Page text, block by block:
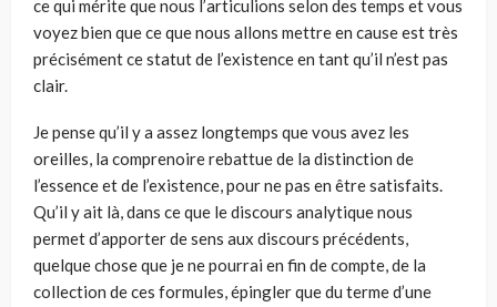
ce qui mérite que nous l’articulions selon des temps et vous
voyez bien que ce que nous allons mettre en cause est très
précisément ce statut de l’existence en tant qu’il n’est pas
clair.
Je pense qu’il y a assez longtemps que vous avez les
oreilles, la comprenoire rebattue de la distinction de
l’essence et de l’existence, pour ne pas en être satisfaits.
Qu’il y ait là, dans ce que le discours analytique nous
permet d’apporter de sens aux discours précédents,
quelque chose que je ne pourrai en fin de compte, de la
collection de ces formules, épingler que du terme d’une